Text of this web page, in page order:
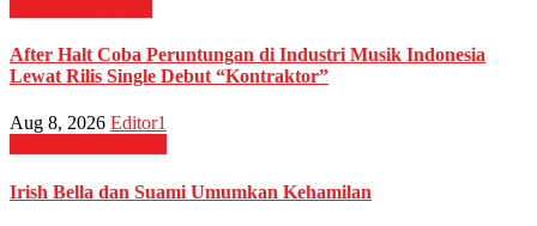
After Halt Coba Peruntungan di Industri Musik Indonesia
Lewat Rilis Single Debut “Kontraktor”
Aug 8, 2026 Editor1
Irish Bella dan Suami Umumkan Kehamilan